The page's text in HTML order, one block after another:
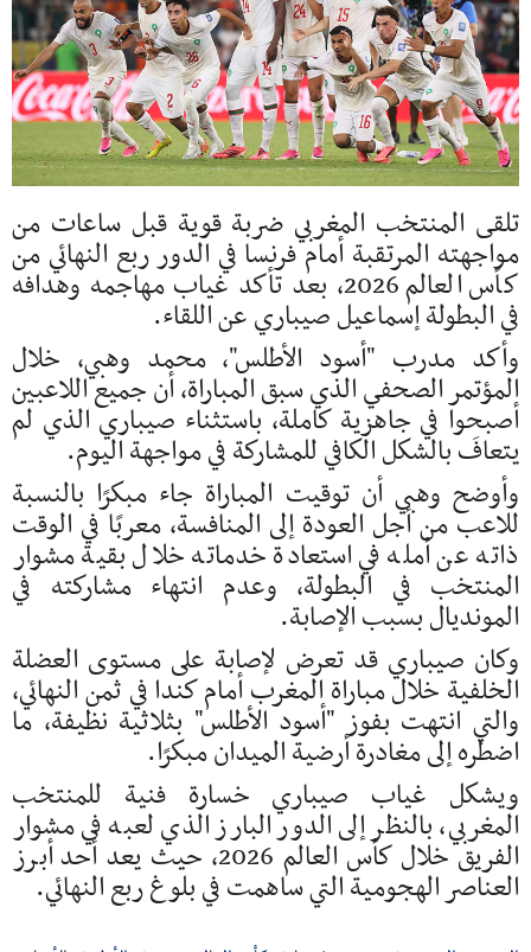
تلقى المنتخب المغربي ضربة قوية قبل ساعات من
مواجهته المرتقبة أمام فرنسا في الدور ربع النهائي من
كأس العالم 2026، بعد تأكد غياب مهاجمه وهدافه
في البطولة إسماعيل صيباري عن اللقاء.
وأكد مدرب "أسود الأطلس"، محمد وهبي، خلال
المؤتمر الصحفي الذي سبق المباراة، أن جميع اللاعبين
أصبحوا في جاهزية كاملة، باستثناء صيباري الذي لم
يتعافَ بالشكل الكافي للمشاركة في مواجهة اليوم.
وأوضح وهبي أن توقيت المباراة جاء مبكرًا بالنسبة
للاعب من أجل العودة إلى المنافسة، معربًا في الوقت
ذاته عن أمله في استعادة خدماته خلال بقية مشوار
المنتخب في البطولة، وعدم انتهاء مشاركته في
المونديال بسبب الإصابة.
وكان صيباري قد تعرض لإصابة على مستوى العضلة
الخلفية خلال مباراة المغرب أمام كندا في ثمن النهائي،
والتي انتهت بفوز "أسود الأطلس" بثلاثية نظيفة، ما
اضطره إلى مغادرة أرضية الميدان مبكرًا.
ويشكل غياب صيباري خسارة فنية للمنتخب
المغربي، بالنظر إلى الدور البارز الذي لعبه في مشوار
الفريق خلال كأس العالم 2026، حيث يعد أحد أبرز
العناصر الهجومية التي ساهمت في بلوغ ربع النهائي.